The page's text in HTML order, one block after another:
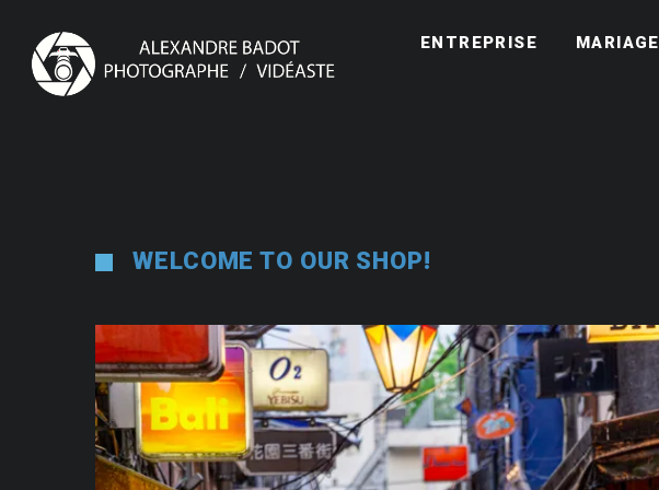
ENTREPRISE MARIAGE
WELCOME TO OUR SHOP!